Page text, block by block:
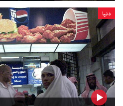
دنیا